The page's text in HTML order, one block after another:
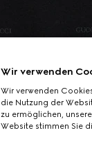
Wir verwenden
Wir verwenden
die Nutzung der
zu ermöglichen,
Website stimmen Sie